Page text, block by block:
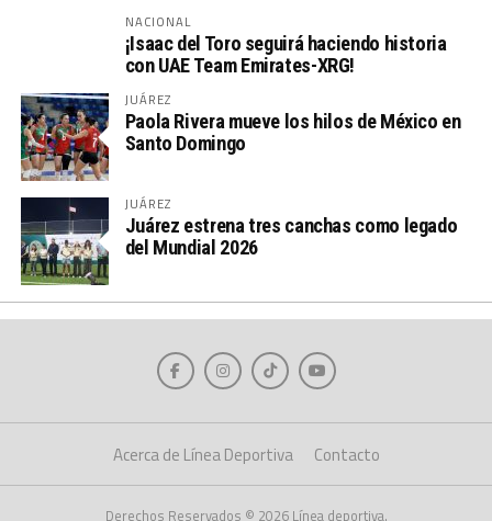
NACIONAL
¡Isaac del Toro seguirá haciendo historia
con UAE Team Emirates-XRG!
JUÁREZ
Paola Rivera mueve los hilos de México en
Santo Domingo
JUÁREZ
Juárez estrena tres canchas como legado
del Mundial 2026
Acerca de Línea Deportiva Contacto
Derechos Reservados © 2026 Línea deportiva.